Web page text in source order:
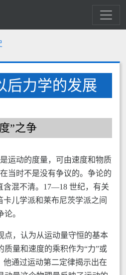
后力学的发展
”之争
运动的度量，可由速度和物质
当时不是没有争议的。争论的
含混不清。17—18 世纪，有关
卡儿学派和莱布尼茨学派之间
。
点，认为从运动量守恒的基本
质量和速度的乘积作为“力”或
他通过运动第二定律揭示出在